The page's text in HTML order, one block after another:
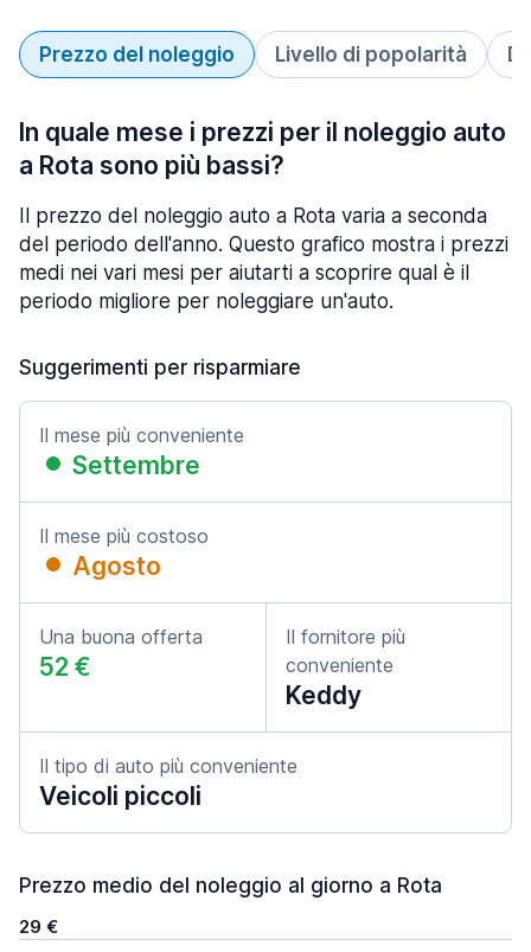
Prezzo del noleggio Livello di popolarità
In quale mese i prezzi per il noleggio auto
a Rota sono più bassi?
Il prezzo del noleggio auto a Rota varia a seconda
del periodo dell'anno. Questo grafico mostra i prezzi
medi nei vari mesi per aiutarti a scoprire qual è il
periodo migliore per noleggiare un'auto.
Suggerimenti per risparmiare
Il mese più conveniente
Settembre
Il mese più costoso
Agosto
Una buona offerta
52 €
Il fornitore più
conveniente
Keddy
Il tipo di auto più conveniente
Veicoli piccoli
Prezzo medio del noleggio al giorno a Rota
29 €